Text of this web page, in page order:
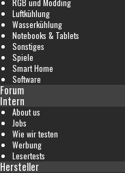
Luftkühlung
Wasserkühlung
Notebooks & Tablets
Sonstiges
Spiele
Smart Home
Software
Forum
Intern
About us
Jobs
Wie wir testen
Werbung
Lesertests
Hersteller